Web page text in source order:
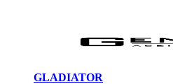
GLADIATOR